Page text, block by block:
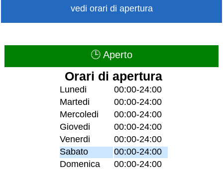
vedi orari di apertura
🕒 Aperto
Orari di apertura
Lunedi
00:00-24:00
Martedi
00:00-24:00
Mercoledi
00:00-24:00
Giovedi
00:00-24:00
Venerdi
00:00-24:00
Sabato
00:00-24:00
Domenica
00:00-24:00